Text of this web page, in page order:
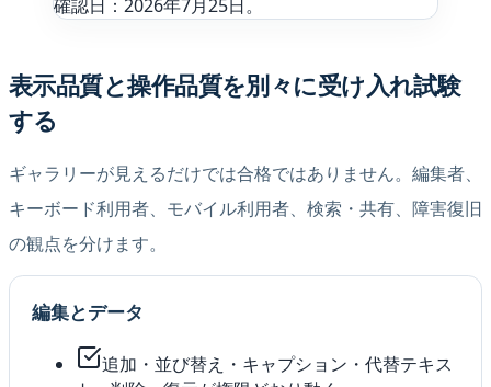
確認日：2026年7月25日。
表示品質と操作品質を別々に受け入れ試験
する
ギャラリーが見えるだけでは合格ではありません。編集者、
キーボード利用者、モバイル利用者、検索・共有、障害復旧
の観点を分けます。
編集とデータ
追加・並び替え・キャプション・代替テキス